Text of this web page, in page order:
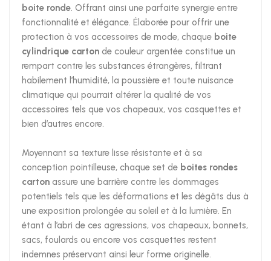
boite ronde. Offrant ainsi une parfaite synergie entre
fonctionnalité et élégance. Élaborée pour offrir une
protection à vos accessoires de mode, chaque boite
cylindrique carton de couleur argentée constitue un
rempart contre les substances étrangères, filtrant
habilement l’humidité, la poussière et toute nuisance
climatique qui pourrait altérer la qualité de vos
accessoires tels que vos chapeaux, vos casquettes et
bien d’autres encore.
Moyennant sa texture lisse résistante et à sa
conception pointilleuse, chaque set de boites rondes
carton assure une barrière contre les dommages
potentiels tels que les déformations et les dégâts dus à
une exposition prolongée au soleil et à la lumière. En
étant à l’abri de ces agressions, vos chapeaux, bonnets,
sacs, foulards ou encore vos casquettes restent
indemnes préservant ainsi leur forme originelle.